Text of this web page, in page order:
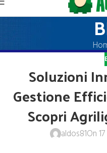
Soluzioni
Gestione
Scopri
aldos81On